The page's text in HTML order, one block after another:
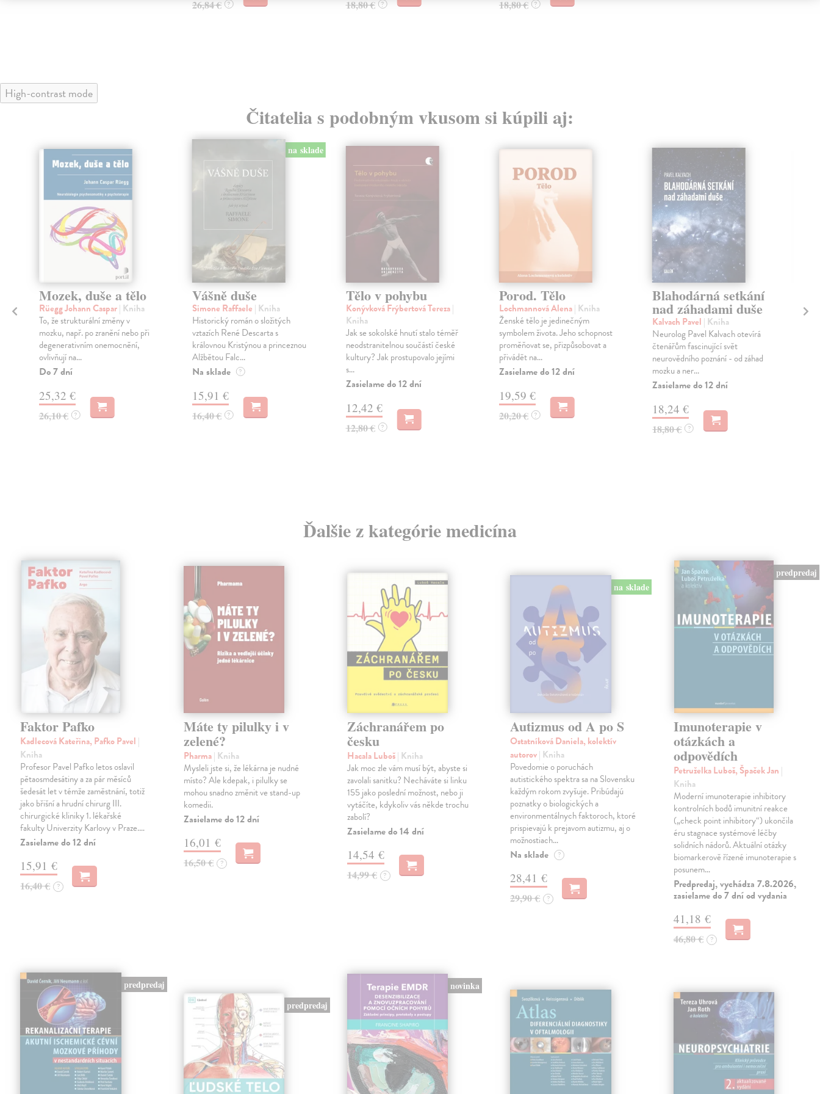
26,84 € ? 18,80 € ? 18,80 € ?
High-contrast mode
Čitatelia s podobným vkusom si kúpili aj:
Mozek, duše a tělo
Rüegg Johann Caspar| Kniha
To, že strukturální změny v
mozku, např. po zranění nebo při
degenerativním onemocnění,
ovlivňují na...
Do 7 dní
25,32 €
26,10 € ?
na sklade
Vášně duše
Simone Raffaele | Kniha
Historický román o složitých
vztazích René Descarta s
královnou Kristýnou a princeznou
Alžbětou Falc...
Na sklade ?
15,91 €
16,40 € ?
Tělo v pohybu
Konývková Frýbertová Tereza|
Kniha
Jak se sokolské hnutí stalo téměř
neodstranitelnou součástí české
kultury? Jak prostupovalo jejími
s...
Zasielame do 12 dní
12,42 €
12,80 € ?
Porod. Tělo
Lochmannová Alena| Kniha
Ženské tělo je jedinečným
symbolem života. Jeho schopnost
proměňovat se, přizpůsobovat a
přivádět na...
Zasielame do 12 dní
19,59 €
20,20 € ?
Blahodárná setkání
nad záhadami duše
Kalvach Pavel | Kniha
Neurolog Pavel Kalvach otevírá
čtenářům fascinující svět
neurovědního poznání - od záhad
mozku a ner...
Zasielame do 12 dní
18,24 €
18,80 € ?
Ďalšie z kategórie medicína
Faktor Pafko
Kadlecová Kateřina, Pafko Pavel |
Kniha
Profesor Pavel Pafko letos oslavil
pětaosmdesátiny a za pár měsíců
šedesát let v témže zaměstnání, totiž
jako břišní a hrudní chirurg III.
chirurgické kliniky 1. lékařské
fakulty Univerzity Karlovy v Praze.…
Zasielame do 12 dní
15,91 €
16,40 € ?
Máte ty pilulky i v
zelené?
Pharma| Kniha
Mysleli jste si, že lékárna je nudné
místo? Ale kdepak, i pilulky se
mohou snadno změnit ve stand-up
komedii.
Zasielame do 12 dní
16,01 €
16,50 € ?
Záchranářem po
česku
Hacala Luboš| Kniha
Jak moc zle vám musí být, abyste si
zavolali sanitku? Necháváte si linku
155 jako poslední možnost, nebo ji
vytáčíte, kdykoliv vás někde trochu
zabolí?
Zasielame do 14 dní
14,54 €
14,99 € ?
na sklade
Autizmus od A po S
Ostatníková Daniela, kolektív
autorov| Kniha
Povedomie o poruchách
autistického spektra sa na Slovensku
každým rokom zvyšuje. Pribúdajú
poznatky o biologických a
environmentálnych faktoroch, ktoré
prispievajú k prejavom autizmu, aj o
možnostiach…
Na sklade ?
28,41 €
29,90 € ?
predpredaj
Imunoterapie v
otázkách a
odpovědích
Petruželka Luboš, Špaček Jan |
Kniha
Moderní imunoterapie inhibitory
kontrolních bodů imunitní reakce
(„check point inhibitory“) ukončila
éru stagnace systémové léčby
solidních nádorů. Aktuální otázky
biomarkerově řízené imunoterapie s
posunem…
Predpredaj, vychádza 7.8.2026,
zasielame do 7 dní od vydania
41,18 €
46,80 € ?
predpredaj
predpredaj
novinka